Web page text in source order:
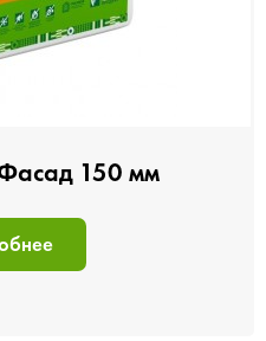
150 мм